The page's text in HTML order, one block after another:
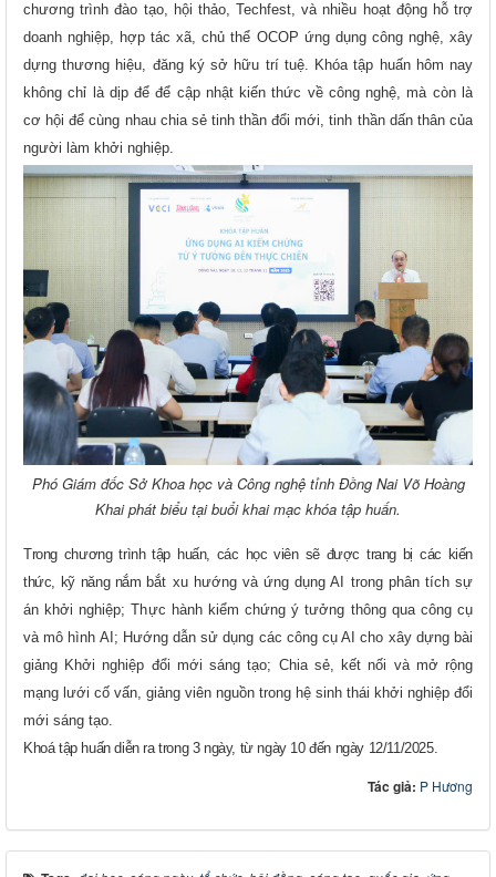
chương trình đào tạo, hội thảo, Techfest, và nhiều hoạt động hỗ trợ
doanh nghiệp, hợp tác xã, chủ thể OCOP ứng dụng công nghệ, xây
dựng thương hiệu, đăng ký sở hữu trí tuệ. Khóa tập huấn hôm nay
không chỉ là dịp để để cập nhật kiến thức về công nghệ, mà còn là
cơ hội để cùng nhau chia sẻ tinh thần đổi mới, tinh thần dấn thân của
người làm khởi nghiệp.
Phó Giám đốc Sở Khoa học và Công nghệ tỉnh Đồng Nai Võ Hoàng
Khai phát biểu tại buổi khai mạc khóa tập huấn.
Trong chương trình tập huấn, các học viên sẽ được trang bị các kiến
thức, kỹ năng nắm bắt xu hướng và ứng dụng AI trong phân tích sự
án khởi nghiệp; Thực hành kiểm chứng ý tưởng thông qua công cụ
và mô hình AI; Hướng dẫn sử dụng các công cụ AI cho xây dựng bài
giảng Khởi nghiệp đổi mới sáng tạo; Chia sẻ, kết nối và mở rộng
mạng lưới cố vấn, giảng viên nguồn trong hệ sinh thái khởi nghiệp đổi
mới sáng tạo.
Khoá tập huấn diễn ra trong 3 ngày, từ ngày 10 đến ngày 12/11/2025.
Tác giả: P Hương